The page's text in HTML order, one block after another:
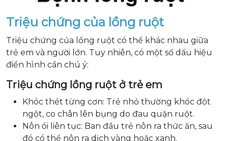
Triệu chứng của lồng ruột
Triệu chứng của lồng ruột có thể khác nhau giữa
trẻ em và người lớn. Tuy nhiên, có một số dấu hiệu
điển hình cần chú ý:
Triệu chứng lồng ruột ở trẻ em
Khóc thét từng cơn: Trẻ nhỏ thường khóc đột
ngột, co chân lên bụng do đau quặn ruột.
Nôn ói liên tục: Ban đầu trẻ nôn ra thức ăn, sau
đó có thể nôn ra dịch vàng hoặc xanh.